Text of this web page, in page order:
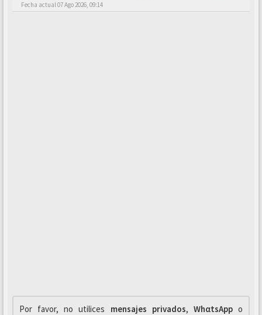
Fecha actual 07 Ago 2026, 09:14
Por favor, no utilices mensajes privados, WhαtsAppo